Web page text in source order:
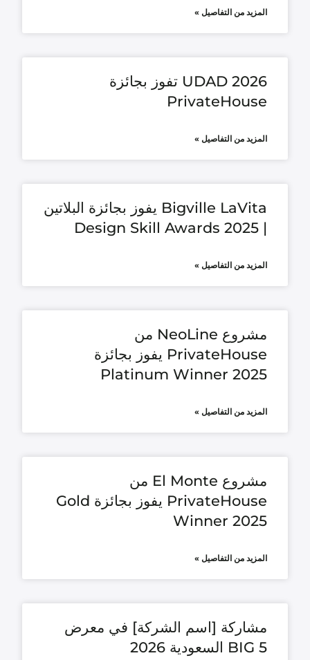
المزيد من التفاصيل »
UDAD 2026 تفوز بجائزة
PrivateHouse
المزيد من التفاصيل »
Bigville LaVita يفوز بجائزة البلاتين
| Design Skill Awards 2025
المزيد من التفاصيل »
مشروع NeoLine من
PrivateHouse يفوز بجائزة
Platinum Winner 2025
المزيد من التفاصيل »
مشروع El Monte من
PrivateHouse يفوز بجائزة Gold
Winner 2025
المزيد من التفاصيل »
مشاركة [اسم الشركة] في معرض
BIG 5 السعودية 2026